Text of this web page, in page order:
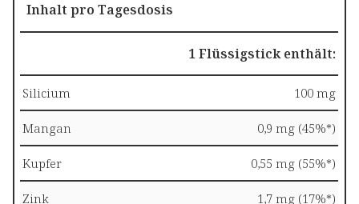
Inhalt pro Tagesdosis
1 Flüssigstick enthält:
Silicium 100 mg
Mangan 0,9 mg (45%*)
Kupfer 0,55 mg (55%*)
Zink 1,7 mg (17%*)